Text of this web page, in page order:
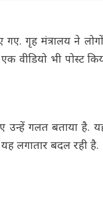
गृह मंत्रालय ने
वीडियो भी पोस्ट
गलत बताया है.
लगातार बदल रही है.